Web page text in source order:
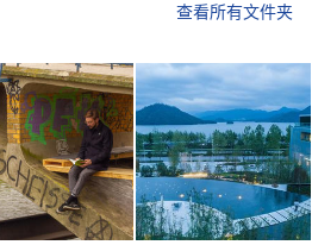
查看所有文件夹